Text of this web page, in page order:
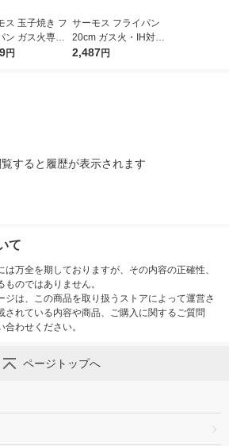
ス 玉子焼き フ
ン ガス火専用
ー KFI-013E N
円
サーモス フライパン
20cm ガス火・IH対応
レッド KFM-020 R1個
2,487円
すると履歴が表示されます
て
万全を期しておりますが、その内容の正確性、
のではありません。
ジは、この商品を取り扱うストアによって運営さ
されている内容や商品、ご購入に関するご質問
わせください。
ページトップへ